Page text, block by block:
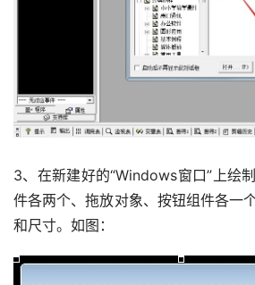
3、在新建好的“Windows窗口”上绘
件各两个、拖放对象、按钮组件各一
和尺寸。如图：